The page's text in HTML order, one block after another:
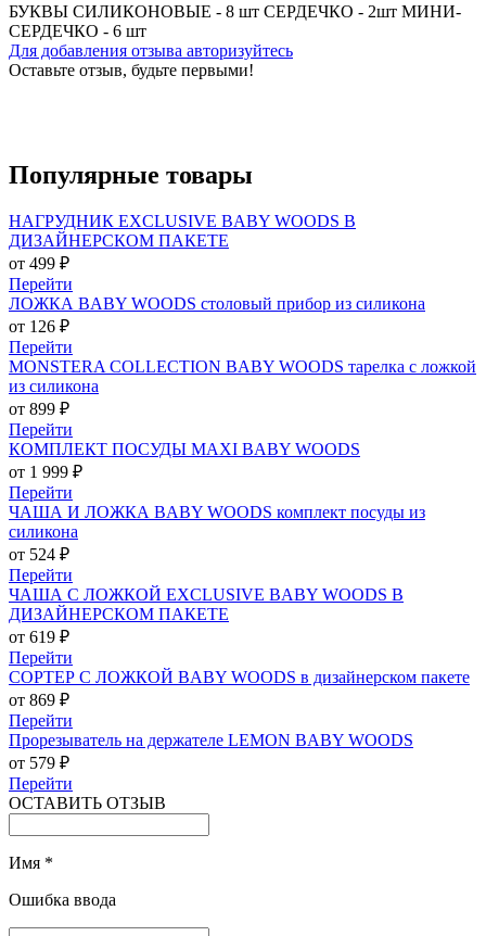
БУКВЫ СИЛИКОНОВЫЕ - 8 шт СЕРДЕЧКО - 2шт МИНИ-
СЕРДЕЧКО - 6 шт
Для добавления отзыва авторизуйтесь
Оставьте отзыв, будьте первыми!
Популярные товары
НАГРУДНИК EXCLUSIVE BABY WOODS В
ДИЗАЙНЕРСКОМ ПАКЕТЕ
от 499 ₽
Перейти
ЛОЖКА BABY WOODS столовый прибор из силикона
от 126 ₽
Перейти
MONSTERA COLLECTION BABY WOODS тарелка с ложкой
из силикона
от 899 ₽
Перейти
КОМПЛЕКТ ПОСУДЫ MAXI BABY WOODS
от 1 999 ₽
Перейти
ЧАША И ЛОЖКА BABY WOODS комплект посуды из
силикона
от 524 ₽
Перейти
ЧАША С ЛОЖКОЙ EXCLUSIVE BABY WOODS В
ДИЗАЙНЕРСКОМ ПАКЕТЕ
от 619 ₽
Перейти
СОРТЕР С ЛОЖКОЙ BABY WOODS в дизайнерском пакете
от 869 ₽
Перейти
Прорезыватель на держателе LEMON BABY WOODS
от 579 ₽
Перейти
ОСТАВИТЬ ОТЗЫВ
Имя *
Ошибка ввода